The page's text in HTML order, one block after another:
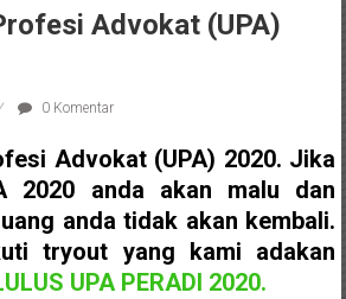
Advokat (UPA)
0 Komentar
Advokat (UPA) 2020. Jika
2020 anda akan malu dan
anda tidak akan kembali.
tryout yang kami adakan
UPA PERADI 2020.